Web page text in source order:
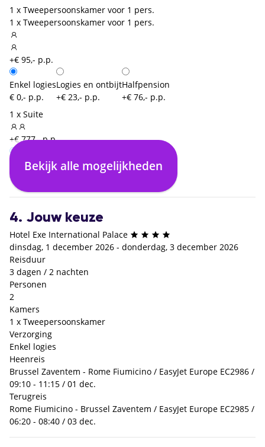
1 x Tweepersoonskamer voor 1 pers.
1 x Tweepersoonskamer voor 1 pers.
+€ 95,- p.p.
Enkel logies
€ 0,- p.p.
Logies en ontbijt
+€ 23,- p.p.
Halfpension
+€ 76,- p.p.
1 x Suite
+€ 777,- p.p.
Logies en ontbijt
€ 0,- p.p.
Halfpension
€ 0,- p.p.
Enkel logies
Bekijk alle mogelijkheden
4. Jouw keuze
Hotel Exe International Palace
dinsdag, 1 december 2026 - donderdag, 3 december 2026
Reisduur
3 dagen / 2 nachten
Personen
2
Kamers
1 x Tweepersoonskamer
Verzorging
Enkel logies
Heenreis
Brussel Zaventem - Rome Fiumicino / EasyJet Europe EC2986 /
09:10 - 11:15 / 01 dec.
Terugreis
Rome Fiumicino - Brussel Zaventem / EasyJet Europe EC2985 /
06:20 - 08:40 / 03 dec.